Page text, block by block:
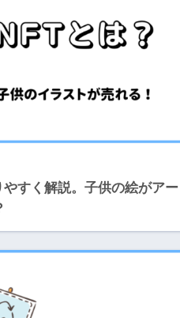
やすく解説。子供の絵がアー